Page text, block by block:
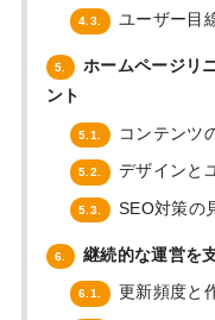
4.3. ユーザー目
5.
ホームページリ
ント
5.1. コンテンツ
5.2. デザインと
5.3. SEO対策の
6. 継続的な運営を
6.1. 更新頻度と